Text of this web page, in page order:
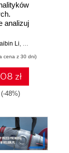
analizuj
IV
Li, Matt Goldwasser
cena z 30 dni)
zł
(-48%)